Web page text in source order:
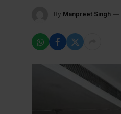
By Manpreet Singh